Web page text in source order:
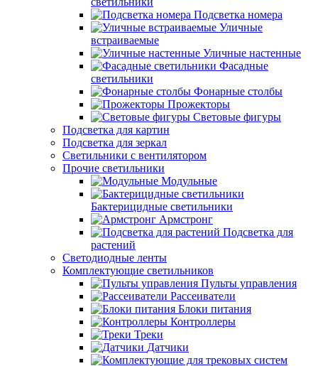
Подсветка номера
Уличные
встраиваемые
Уличные настенные
Фасадные
светильники
Фонарные столбы
Прожекторы
Световые фигуры
Подсветка для картин
Подсветка для зеркал
Светильники с вентилятором
Прочие светильники
Модульные
Бактерицидные светильники
Армстронг
Подсветка для
растений
Светодиодные ленты
Комплектующие светильников
Пульты управления
Рассеиватели
Блоки питания
Контроллеры
Треки
Датчики